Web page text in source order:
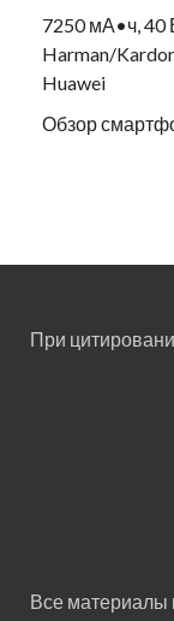
7250 мА•ч, 40
Harman/
Huawei
Обзор
При
Все материалы